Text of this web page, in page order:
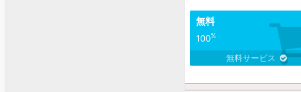
無料
100%
無料サービス